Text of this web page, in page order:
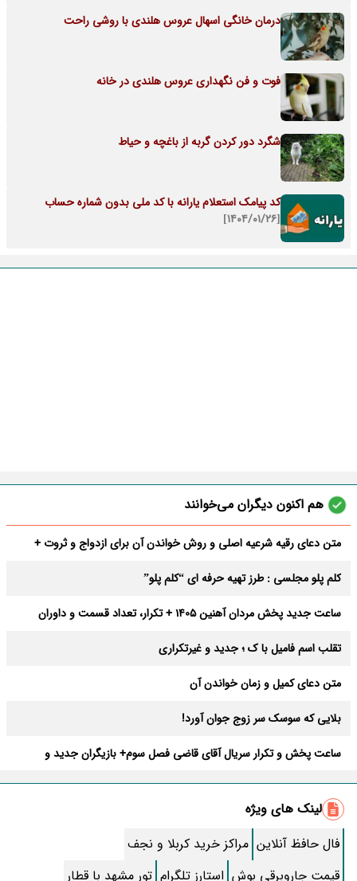
درمان خانگی اسهال عروس هلندی با روشی راحت
فوت و فن نگهداری عروس هلندی در خانه
شگرد دور کردن گربه از باغچه و حیاط
کد پیامک استعلام یارانه با کد ملی بدون شماره حساب
[۱۴۰۴/۰۱/۲۶]
هم اکنون دیگران می‌خوانند
متن دعای رقیه شرعیه اصلی و روش خواندن آن برای ازدواج و ثروت +
کلم پلو مجلسی : طرز تهیه حرفه ای “کلم پلو”
ساعت جدید پخش مردان آهنین 1405 + تکرار، تعداد قسمت و داوران
تقلب اسم فامیل با ک ؛ جدید و غیرتکراری
متن دعای کمیل و زمان خواندن آن
بلایی که سوسک سر زوج جوان آورد!
ساعت پخش و تکرار سریال آقای قاضی فصل سوم+ بازیگران جدید و
طرز تهیه سالاد ماکارونی خانگی خوشمزه و لذیذ + آموزش تصویری
طرز تهیه پاستا با سس آلفردو و مرغ فوری + آموزش تصویری پنه
جواب کامل اسم فامیل با “س”
لینک های ویژه
فال حافظ آنلاین مراکز خرید کربلا و نجف
قیمت جاروبرقی بوش استارز تلگرام تور مشهد با قطار